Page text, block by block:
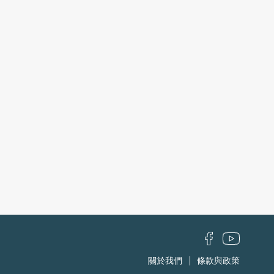
關於我們
條款與政策